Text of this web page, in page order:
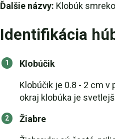
Ďalšie názvy: Klobúk
Identifikácia
Klobúčik
Klobúčik je 0.8 - 2 cm v
okraj klobúka je
Žiabre